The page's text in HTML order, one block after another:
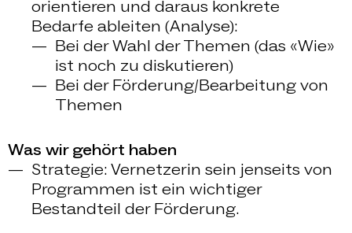
orientieren und daraus konkrete
Bedarfe ableiten (Analyse):
Bei der Wahl der Themen (das «Wie»
ist noch zu diskutieren)
Bei der Förderung/Bearbeitung von
Themen
Was wir gehört haben
Strategie: Vernetzerin sein jenseits von
Programmen ist ein wichtiger
Bestandteil der Förderung.